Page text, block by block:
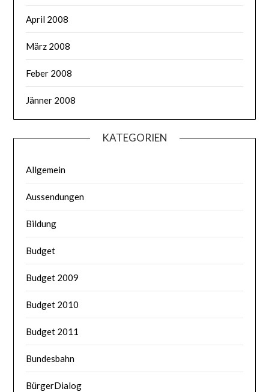
April 2008
März 2008
Feber 2008
Jänner 2008
KATEGORIEN
Allgemein
Aussendungen
Bildung
Budget
Budget 2009
Budget 2010
Budget 2011
Bundesbahn
BürgerDialog